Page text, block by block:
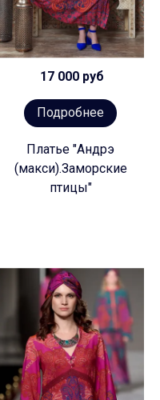
17 000 руб
Подробнее
Платье "Андрэ
(макси).Заморские
птицы"